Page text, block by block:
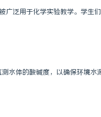
广泛用于化学实验教学。学生
水体的酸碱度，以确保环境